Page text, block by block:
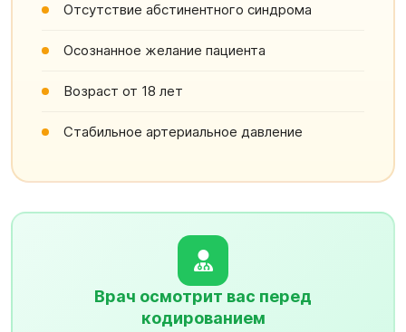
Отсутствие абстинентного синдрома
Осознанное желание пациента
Возраст от 18 лет
Стабильное артериальное давление
Врач осмотрит вас перед
кодированием